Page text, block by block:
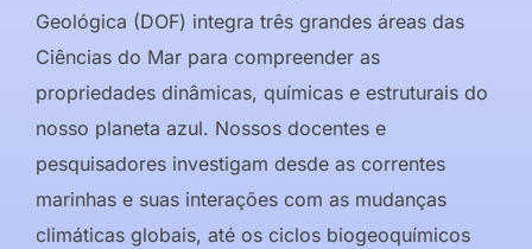
Geológica (DOF) integra três grandes áreas das
Ciências do Mar para compreender as
propriedades dinâmicas, químicas e estruturais do
nosso planeta azul. Nossos docentes e
pesquisadores investigam desde as correntes
marinhas e suas interações com as mudanças
climáticas globais, até os ciclos biogeoquímicos